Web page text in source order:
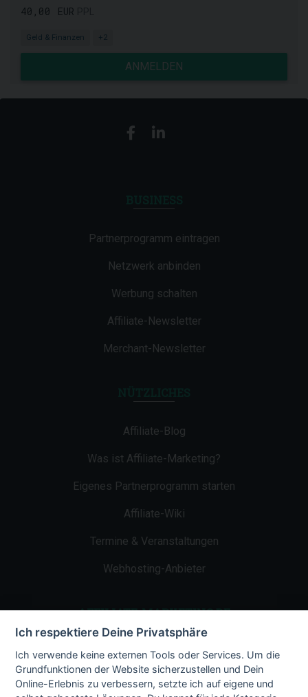
40,00 EUR
Geld & Finanzen +2
ANMELDEN
Partnerprogramm eintragen
Netzwerk anbinden
Werbung schalten
Affiliate-Newsletter
Merchant-Newsletter
Affiliate-Blog
Was ist Affiliate-Marketing?
Eigenes Partnerprogramm starten
Affiliate-Wiki
Termine & Veranstaltungen
Webhosting-Anbieter
AFFILIATE-MARKETING.DE
Impressum
Kontakt
Ich respektiere Deine Privatsphäre
Ich verwende keine externen Tools oder Services. Um die
Grundfunktionen der Website sicherzustellen und Dein
Online-Erlebnis zu verbessern, setzte ich auf eigene und